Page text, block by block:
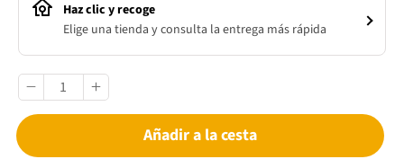
Haz clic y recoge
Elige una tienda y consulta la entrega más rápida
Añadir a la cesta